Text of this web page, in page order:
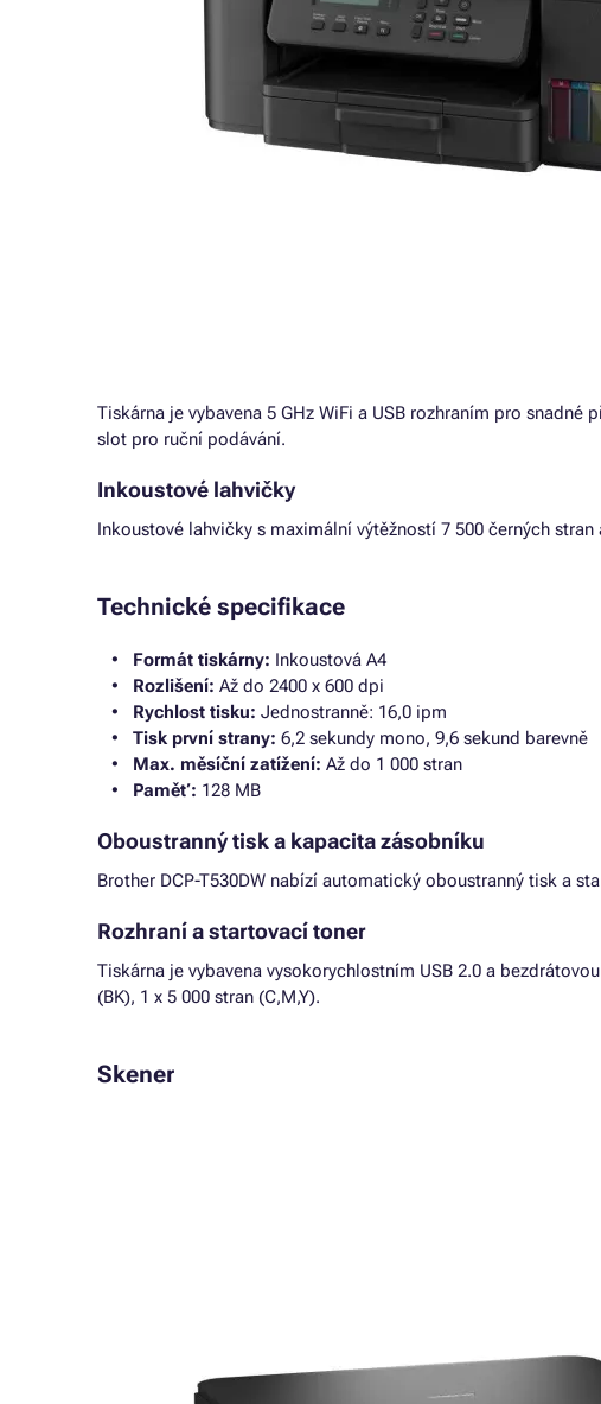
Tiskárna je vybavena 5 GHz WiFi a USB rozhraním pro
slot pro ruční podávání.
Inkoustové lahvičky
Inkoustové lahvičky s maximální výtěžností 7 500 černých
Technické specifikace
Formát tiskárny: Inkoustová A4
Rozlišení: Až do 2400 x 600 dpi
Rychlost tisku: Jednostranně: 16,0 ipm
Tisk první strany: 6,2 sekundy mono, 9,6 sekund barevně
Max. měsíční zatížení: Až do 1 000 stran
Paměť: 128 MB
Oboustranný tisk a kapacita zásobníku
Brother DCP-T530DW nabízí automatický oboustranný tisk a
Rozhraní a startovací toner
Tiskárna je vybavena vysokorychlostním USB 2.0 a
(BK), 1 x 5 000 stran (C,M,Y).
Skener